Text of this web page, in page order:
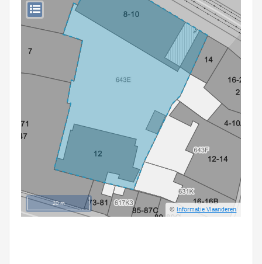
20 m
©Informatie Vlaanderen